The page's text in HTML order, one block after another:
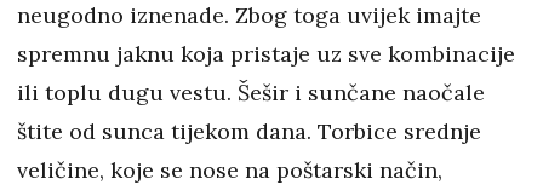
neugodno iznenade. Zbog toga uvijek imajte
spremnu jaknu koja pristaje uz sve kombinacije
ili toplu dugu vestu. Šešir i sunčane naočale
štite od sunca tijekom dana. Torbice srednje
veličine, koje se nose na poštarski način,